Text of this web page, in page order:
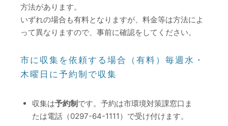
方法があります。
いずれの場合も有料となりますが、料金等は方法によ
って異なりますので、事前に確認をしてください。
市に収集を依頼する場合（有料）毎週水・
木曜日に予約制で収集
収集は予約制です。予約は市環境対策課窓口ま
たは電話（0297-64-1111）で受け付けます。